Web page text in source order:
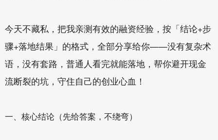
今天不藏私，把我亲测有效的融资经验，按「结论+步
骤+落地结果」的格式，全部分享给你——没有复杂术
语，没有套路，普通人看完就能落地，帮你避开现金
流断裂的坑，守住自己的创业心血！
一、核心结论（先给答案，不绕弯）